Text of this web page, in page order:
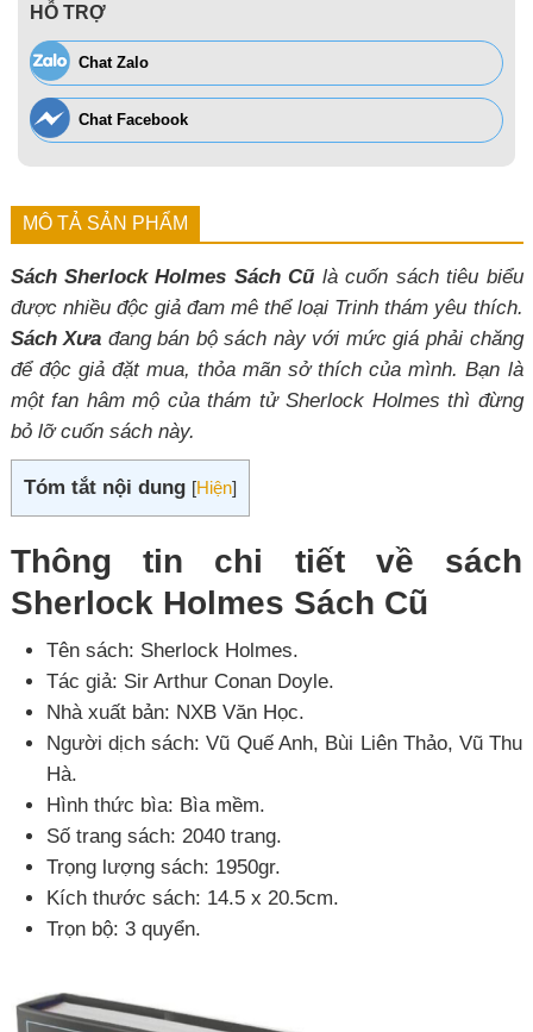
HỖ TRỢ
Chat Zalo
Chat Facebook
MÔ TẢ SẢN PHẨM
Sách Sherlock Holmes Sách Cũ là cuốn sách tiêu biểu
được nhiều độc giả đam mê thể loại Trinh thám yêu thích.
Sách Xưa đang bán bộ sách này với mức giá phải chăng
để độc giả đặt mua, thỏa mãn sở thích của mình. Bạn là
một fan hâm mộ của thám tử Sherlock Holmes thì đừng
bỏ lỡ cuốn sách này.
Tóm tắt nội dung [Hiện]
Thông tin chi tiết về sách
Sherlock Holmes Sách Cũ
Tên sách: Sherlock Holmes.
Tác giả: Sir Arthur Conan Doyle.
Nhà xuất bản: NXB Văn Học.
Người dịch sách: Vũ Quế Anh, Bùi Liên Thảo, Vũ Thu
Hà.
Hình thức bìa: Bìa mềm.
Số trang sách: 2040 trang.
Trọng lượng sách: 1950gr.
Kích thước sách: 14.5 x 20.5cm.
Trọn bộ: 3 quyển.